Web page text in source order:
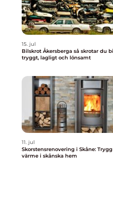
15. jul
Bilskrot Åkersberga så skrotar du bilen
tryggt, lagligt och lönsamt
11. jul
Skorstensrenovering i Skåne: Trygg
värme i skånska hem